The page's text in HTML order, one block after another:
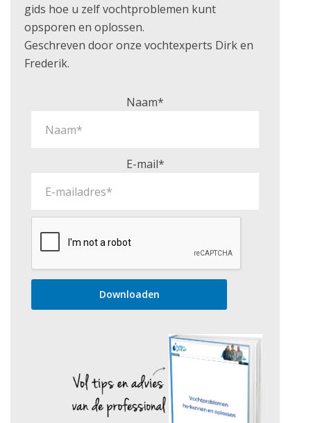
gids hoe u zelf vochtproblemen kunt
opsporen en oplossen.
Geschreven door onze vochtexperts Dirk en
Frederik.
Naam*
E-mail*